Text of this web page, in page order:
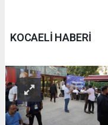
KOCAELİ HABERİ